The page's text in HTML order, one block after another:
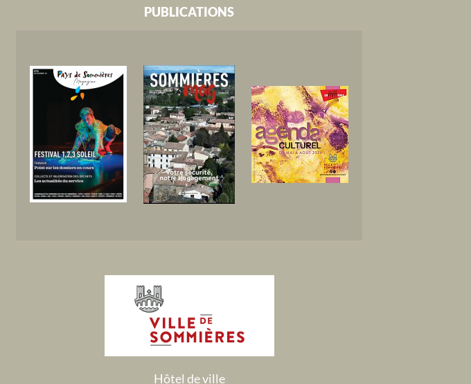
PUBLICATIONS
Hôtel de ville